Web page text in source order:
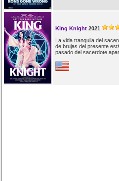
King Knight 2021
La vida tranquila del
de brujas del presente
pasado del sacerdote